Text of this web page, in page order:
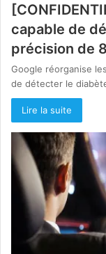
capable de
précision de
Google réorganise
de détecter le
Lire la suite